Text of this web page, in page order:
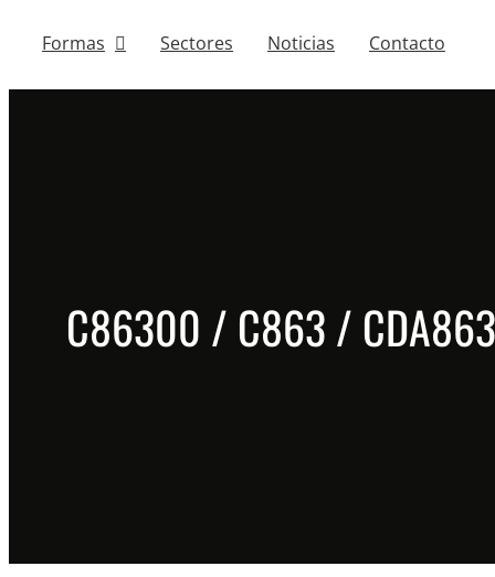
Formas Sectores Noticias Contacto
C86300 / C863 / CDA863